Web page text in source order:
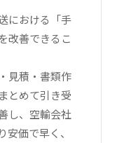
における「手
改善できるこ
見積・書類作
とめて引き受
し、空輸会社
価で早く、